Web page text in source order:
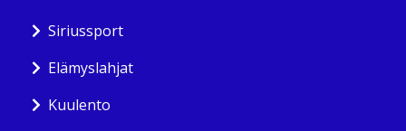
Siriussport
Elämyslahjat
Kuulento